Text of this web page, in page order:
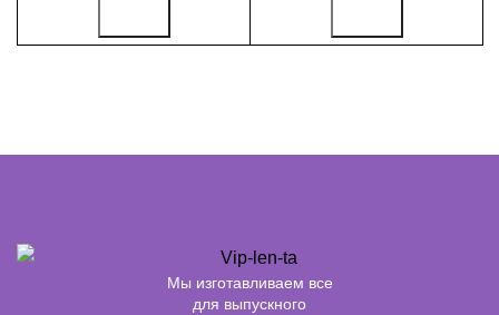
Мы изготавливаем все
для выпускного